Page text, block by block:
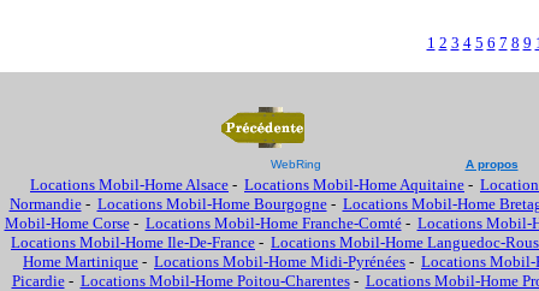
1 2 3 4 5 6 7 8 9
WebRing A propos
Locations Mobil-Home Alsace - Locations Mobil-Home Aquitaine -
Normandie- Locations Mobil-Home Bourgogne- Locations Mobil-Home
Mobil-Home Corse- Locations Mobil-Home Franche-Comté- Locations Mobil-
Locations Mobil-Home Ile-De-France - Locations Mobil-Home Languedoc-
Home Martinique - Locations Mobil-Home Midi-Pyrénées - Locations Mobil-
Picardie- Locations Mobil-Home Poitou-Charentes- Locations Mobil-Home